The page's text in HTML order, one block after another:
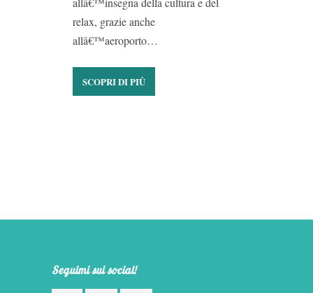
relax, grazie anche
allâ€™aeroporto…
SCOPRI DI PIÙ
Seguimi sui social!